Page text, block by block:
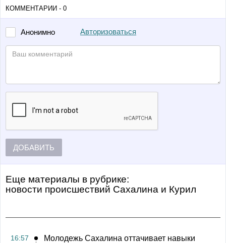
КОММЕНТАРИИ - 0
Анонимно Авторизоваться
ДОБАВИТЬ
Еще материалы в рубрике:
Новости происшествий Сахалина и Курил
16:57
Молодежь Сахалина оттачивает навыки